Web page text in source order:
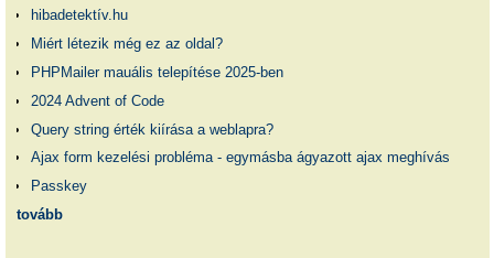
hibadetektív.hu
Miért létezik még ez az oldal?
PHPMailer mauális telepítése 2025-ben
2024 Advent of Code
Query string érték kiírása a weblapra?
Ajax form kezelési probléma - egymásba ágyazott ajax meghívás
Passkey
tovább